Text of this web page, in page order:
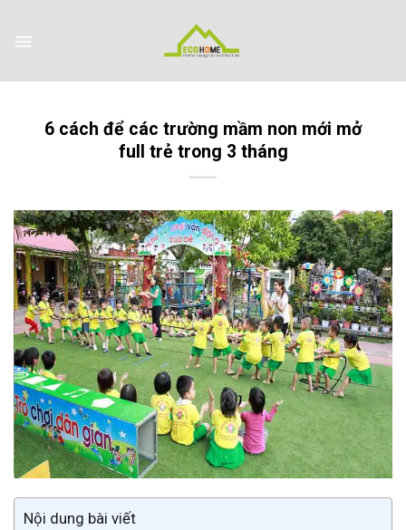
content
6 cách để các trường mầm non mới mở
full trẻ trong 3 tháng
Nội dung bài viết